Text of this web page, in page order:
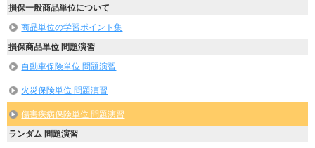
損保一般商品単位について
商品単位の学習ポイント集
損保商品単位 問題演習
自動車保険単位 問題演習
火災保険単位 問題演習
傷害疾病保険単位 問題演習
ランダム 問題演習